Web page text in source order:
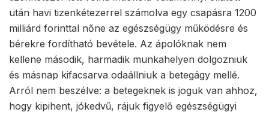
után havi tizenkétezerrel számolva egy csapásra 1200
milliárd forinttal nőne az egészségügy működésre és
bérekre fordítható bevétele. Az ápolóknak nem
kellene második, harmadik munkahelyen dolgozniuk
és másnap kifacsarva odaállniuk a betegágy mellé.
Arról nem beszélve: a betegeknek is joguk van ahhoz,
hogy kipihent, jókedvű, rájuk figyelő egészségügyi